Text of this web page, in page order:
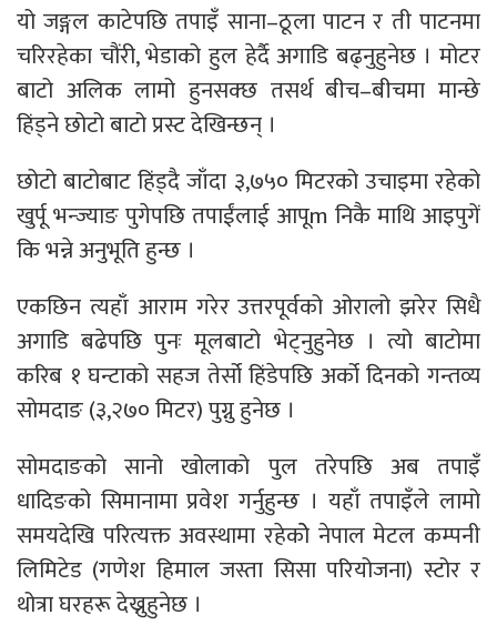
यो जङ्गल काटेपछि तपाइँ साना–ठूला पाटन र ती पाटनमा
चरिरहेका चौंरी, भेडाको हुल हेर्दै अगाडि बढ्नुहुनेछ । मोटर
बाटो अलिक लामो हुनसक्छ तसर्थ बीच–बीचमा मान्छे
हिंड्ने छोटो बाटो प्रस्ट देखिन्छन् ।
छोटो बाटोबाट हिंड्दै जाँदा ३,७५० मिटरको उचाइमा रहेको
खुर्पू भन्ज्याङ पुगेपछि तपाईंलाई आपूm निकै माथि आइपुगें
कि भन्ने अनुभूति हुन्छ ।
एकछिन त्यहाँ आराम गरेर उत्तरपूर्वको ओरालो झरेर सिधै
अगाडि बढेपछि पुनः मूलबाटो भेट्नुहुनेछ । त्यो बाटोमा
करिब १ घन्टाको सहज तेर्सो हिंडेपछि अर्को दिनको गन्तव्य
सोमदाङ (३,२७० मिटर) पुग्नु हुनेछ ।
सोमदाङको सानो खोलाको पुल तरेपछि अब तपाइँ
धादिङको सिमानामा प्रवेश गर्नुहुन्छ । यहाँ तपाइँले लामो
समयदेखि परित्यक्त अवस्थामा रहेकोे नेपाल मेटल कम्पनी
लिमिटेड (गणेश हिमाल जस्ता सिसा परियोजना) स्टोर र
थोत्रा घरहरू देख्नुहुनेछ ।